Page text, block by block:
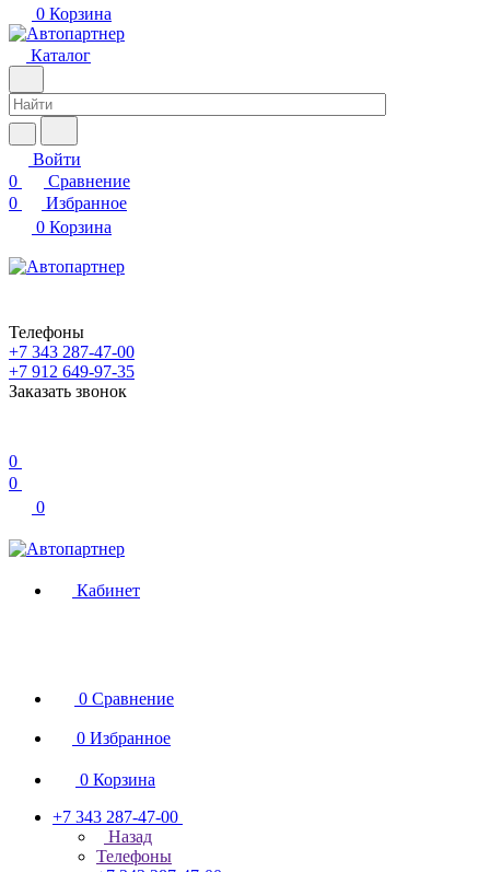
0 Корзина
Каталог
Войти
0
Сравнение
0
Избранное
0 Корзина
Телефоны
+7 343 287-47-00
+7 912 649-97-35
Заказать звонок
0
0
0
Кабинет
0 Сравнение
0 Избранное
0 Корзина
+7 343 287-47-00
Назад
Телефоны